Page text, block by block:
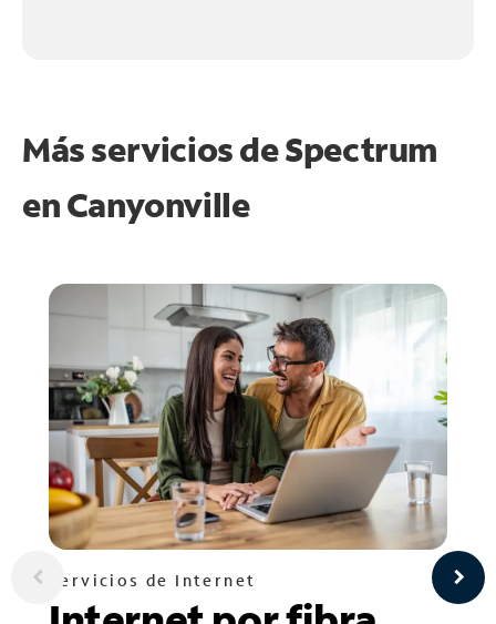
Más servicios de Spectrum
enCanyonville
Servicios de Internet